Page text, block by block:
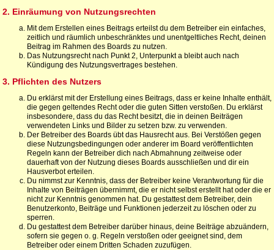
2. Einräumung von Nutzungsrechten
Mit dem Erstellen eines Beitrags erteilst du dem Betreiber ein einfaches,
zeitlich und räumlich unbeschränktes und unentgeltliches Recht, deinen
Beitrag im Rahmen des Boards zu nutzen.
Das Nutzungsrecht nach Punkt 2, Unterpunkt a bleibt auch nach
Kündigung des Nutzungsvertrages bestehen.
3. Pflichten des Nutzers
Du erklärst mit der Erstellung eines Beitrags, dass er keine Inhalte enthält,
die gegen geltendes Recht oder die guten Sitten verstoßen. Du erklärst
insbesondere, dass du das Recht besitzt, die in deinen Beiträgen
verwendeten Links und Bilder zu setzen bzw. zu verwenden.
Der Betreiber des Boards übt das Hausrecht aus. Bei Verstößen gegen
diese Nutzungsbedingungen oder anderer im Board veröffentlichten
Regeln kann der Betreiber dich nach Abmahnung zeitweise oder
dauerhaft von der Nutzung dieses Boards ausschließen und dir ein
Hausverbot erteilen.
Du nimmst zur Kenntnis, dass der Betreiber keine Verantwortung für die
Inhalte von Beiträgen übernimmt, die er nicht selbst erstellt hat oder die er
nicht zur Kenntnis genommen hat. Du gestattest dem Betreiber, dein
Benutzerkonto, Beiträge und Funktionen jederzeit zu löschen oder zu
sperren.
Du gestattest dem Betreiber darüber hinaus, deine Beiträge abzuändern,
sofern sie gegen o. g. Regeln verstoßen oder geeignet sind, dem
Betreiber oder einem Dritten Schaden zuzufügen.